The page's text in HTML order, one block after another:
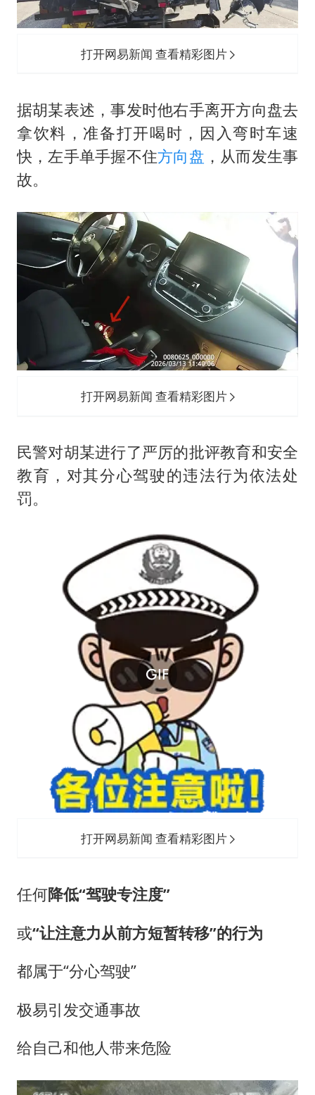
打开网易新闻 查看精彩图片
据胡某表述，事发时他右手离开方向盘去
拿饮料，准备打开喝时，因入弯时车速
快，左手单手握不住方向盘 ，从而发生事
故。
打开网易新闻 查看精彩图片
民警对胡某进行了严厉的批评教育和安全
教育，对其分心驾驶的违法行为依法处
罚。
打开网易新闻 查看精彩图片
任何降低“驾驶专注度”
或“让注意力从前方短暂转移”的行为
都属于“分心驾驶”
极易引发交通事故
给自己和他人带来危险